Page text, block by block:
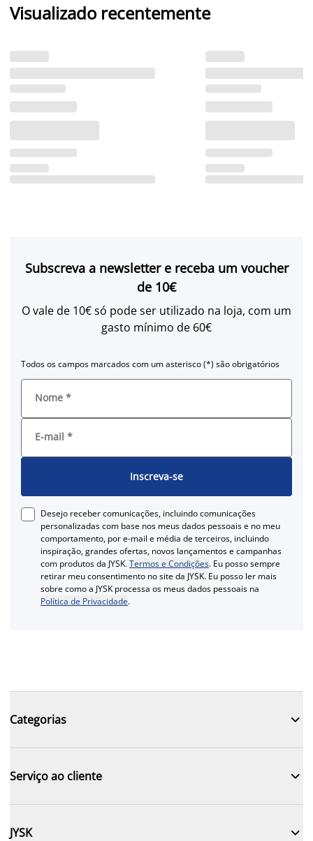
Visualizado recentemente
Subscreva a newsletter e receba um voucher
de 10€
O vale de 10€ só pode ser utilizado na loja, com um
gasto mínimo de 60€
Todos os campos marcados com um asterisco (*) são obrigatórios
Nome *
E-mail *
Inscreva-se
Desejo receber comunicações, incluindo comunicações
personalizadas com base nos meus dados pessoais e no meu
comportamento, por e-mail e média de terceiros, incluindo
inspiração, grandes ofertas, novos lançamentos e campanhas
com produtos da JYSK.Termos e Condições. Eu posso sempre
retirar meu consentimento no site da JYSK. Eu posso ler mais
sobre como a JYSK processa os meus dados pessoais na
Política de Privacidade.
Categorias 
Serviço ao cliente 
JYSK 